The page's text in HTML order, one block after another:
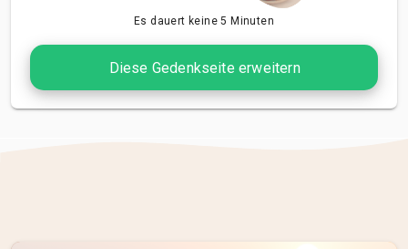
Es dauert keine 5 Minuten
Diese Gedenkseite erweitern